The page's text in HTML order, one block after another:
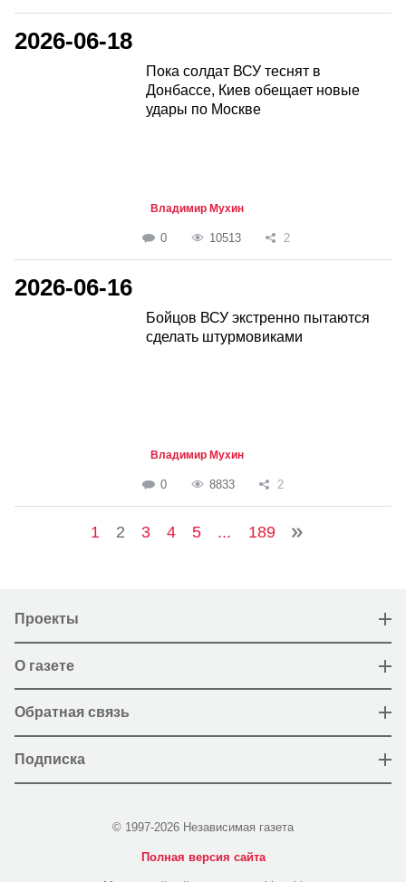
2026-06-18
Пока солдат ВСУ теснят в
Донбассе, Киев обещает новые
удары по Москве
Владимир Мухин
0 10513 2
2026-06-16
Бойцов ВСУ экстренно пытаются
сделать штурмовиками
Владимир Мухин
0 8833 2
1 2 3 4 5 ... 189
Проекты
О газете
Обратная связь
Подписка
© 1997-2026 Независимая газета
Полная версия сайта